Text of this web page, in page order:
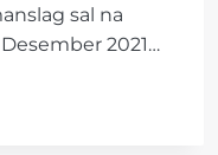
sal na
2021…